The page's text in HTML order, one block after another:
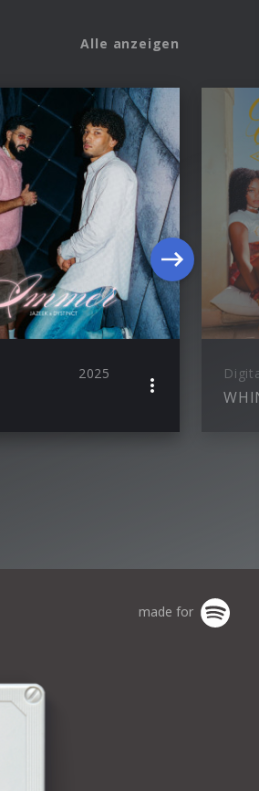
Alle anzeigen
2025